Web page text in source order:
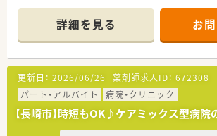
詳細を見る お
更新日： 2026/06/26 薬剤師求人ID： 672308
パート・アルバイト
病院・クリニック
【長崎市】時短もOK♪ケアミックス型病